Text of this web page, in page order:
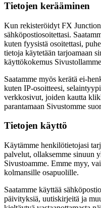
Tietojen kerääminen
Kun rekisteröidyt FX
sähköpostiosoitettasi.
kuten fyysistä osoitettasi,
tietoja käytetään tarjoamaan
käyttökokemus
Saatamme myös kerätä ei-
kuten IP-osoitteesi,
verkkosivut, joiden kautta
parantamaan Sivustomme
Tietojen käyttö
Käytämme henkilötietojasi
palvelut, ollaksemme sinuun
Sivustoamme. Emme myy,
kolmansille osapuolille.
Saatamme käyttää
päivityksiä, uutiskirjeitä ja